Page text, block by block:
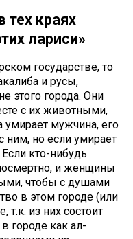
тех краях
лариси»
государстве, то
и русы,
этого города. Они
с их животными,
мужчина, его
но если умирает
кто-нибудь
и женщины
чтобы с душами
в этом городе (или
т.к. из них состоит
городе как ал-